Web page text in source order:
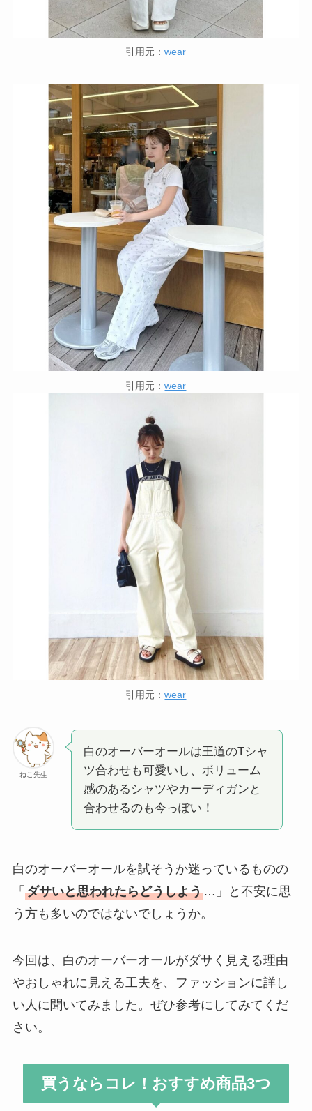
引用元：wear
引用元：wear
引用元：wear
ねこ先生
白のオーバーオールは王道のTシャ
ツ合わせも可愛いし、ボリューム
感のあるシャツやカーディガンと
合わせるのも今っぽい！
白のオーバーオールを試そうか迷っているものの
「 ダサいと思われたらどうしよう…」と不安に思
う方も多いのではないでしょうか。
今回は、白のオーバーオールがダサく見える理由
やおしゃれに見える工夫を、ファッションに詳し
い人に聞いてみました。ぜひ参考にしてみてくだ
さい。
買うならコレ！おすすめ商品3つ